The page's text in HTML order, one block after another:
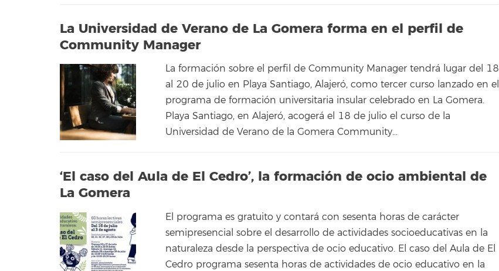
La Universidad de Verano de La Gomera forma en el perfil de
Community Manager
La formación sobre el perfil de Community Manager tendrá lugar del 18
al 20 de julio en Playa Santiago, Alajeró, como tercer curso lanzado en el
programa de formación universitaria insular celebrado en La Gomera.
Playa Santiago, en Alajeró, acogerá el 18 de julio el curso de la
Universidad de Verano de la Gomera Community...
‘El caso del Aula de El Cedro’, la formación de ocio ambiental de
La Gomera
El programa es gratuito y contará con sesenta horas de carácter
semipresencial sobre el desarrollo de actividades socioeducativas en la
naturaleza desde la perspectiva de ocio educativo. El caso del Aula de El
Cedro programa sesenta horas de actividades de ocio educativo en la